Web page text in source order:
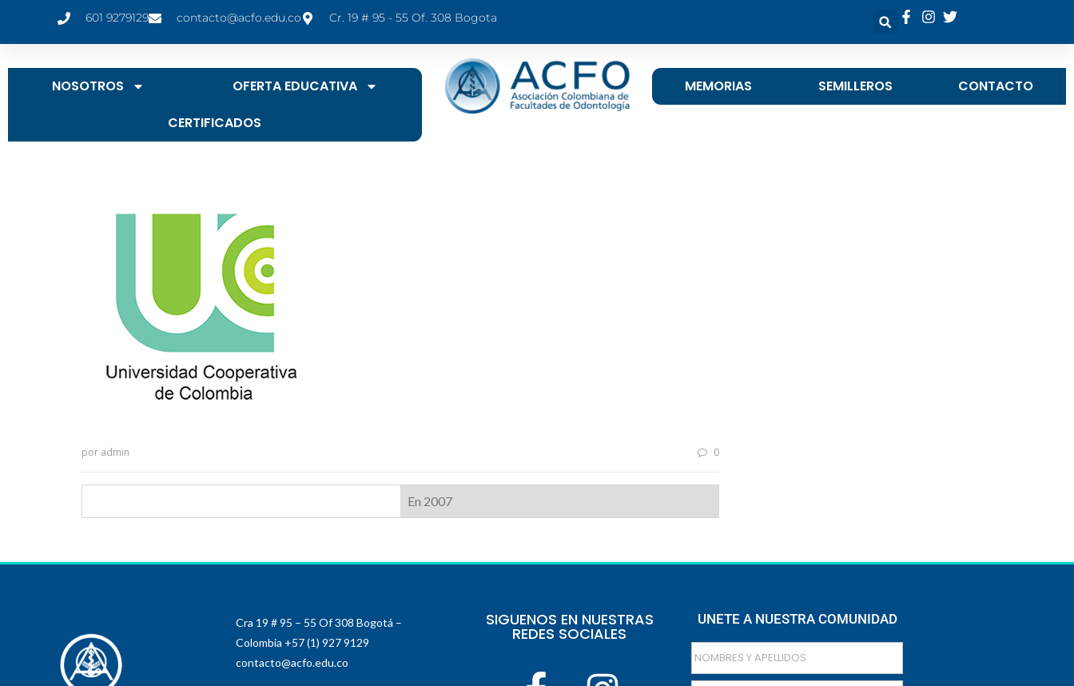
601 9279129 contacto@acfo.edu.co Cr. 19 # 95 - 55 Of. 308 Bogota
NOSOTROS
OFERTA EDUCATIVA
CERTIFICADOS
MEMORIAS SEMILLEROS CONTACTO
por admin 0
En 2007
Cra 19 # 95 – 55 Of 308 Bogotá –
Colombia +57 (1) 927 9129
contacto@acfo.edu.co
SIGUENOS EN NUESTRAS
REDES SOCIALES
UNETE A NUESTRA COMUNIDAD